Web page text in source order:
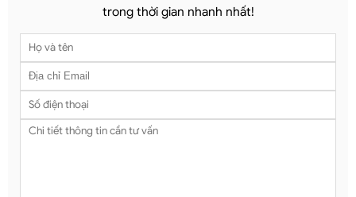
trong thời gian nhanh nhất!